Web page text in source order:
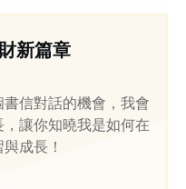
新篇章
信對話的機會，我會
讓你知曉我是如何在
成長！